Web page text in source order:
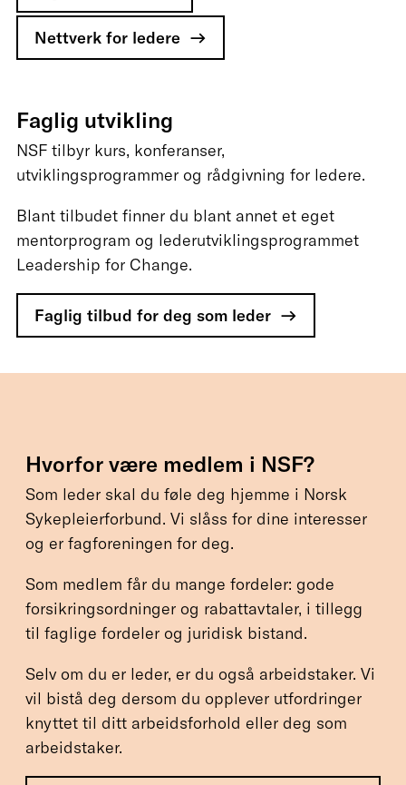
Nettverk for ledere
Faglig utvikling
NSF tilbyr kurs, konferanser,
utviklingsprogrammer og rådgivning for ledere.
Blant tilbudet finner du blant annet et eget
mentorprogram og lederutviklingsprogrammet
Leadership for Change.
Faglig tilbud for deg som leder
Hvorfor være medlem i NSF?
Som leder skal du føle deg hjemme i Norsk
Sykepleierforbund. Vi slåss for dine interesser
og er fagforeningen for deg.
Som medlem får du mange fordeler: gode
forsikringsordninger og rabattavtaler, i tillegg
til faglige fordeler og juridisk bistand.
Selv om du er leder, er du også arbeidstaker. Vi
vil bistå deg dersom du opplever utfordringer
knyttet til ditt arbeidsforhold eller deg som
arbeidstaker.